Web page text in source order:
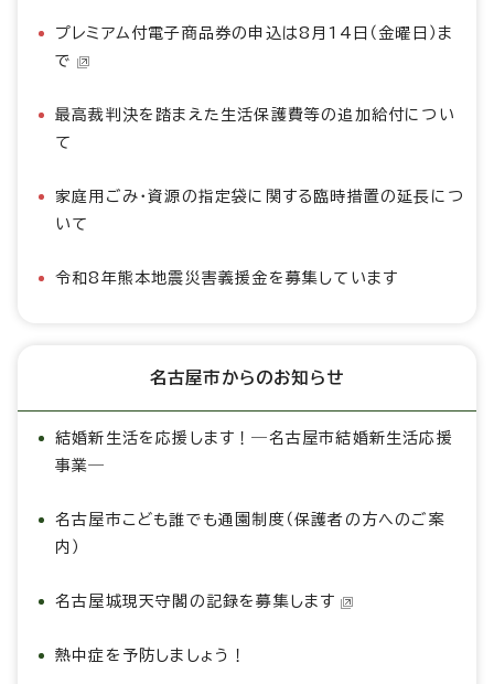
プレミアム付電子商品券の申込は8月14日（金曜日）ま
で
最高裁判決を踏まえた生活保護費等の追加給付につい
て
家庭用ごみ・資源の指定袋に関する臨時措置の延長につ
いて
令和8年熊本地震災害義援金を募集しています
名古屋市からのお知らせ
結婚新生活を応援します！―名古屋市結婚新生活応援
事業―
名古屋市こども誰でも通園制度（保護者の方へのご案
内）
名古屋城現天守閣の記録を募集します
熱中症を予防しましょう！